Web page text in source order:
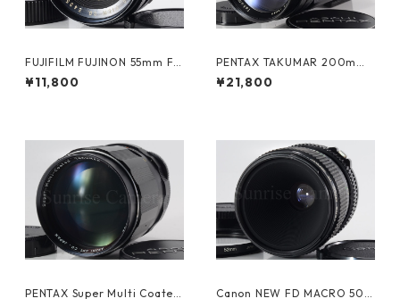
FUJIFILM FUJINON 55mm F1.
¥11,800
PENTAX TAKUMAR 200mm
F3.5 M42 ペンタックス (6133
0)
¥21,800
PENTAX Super Multi Coated
Canon NEW FD MACRO 50m